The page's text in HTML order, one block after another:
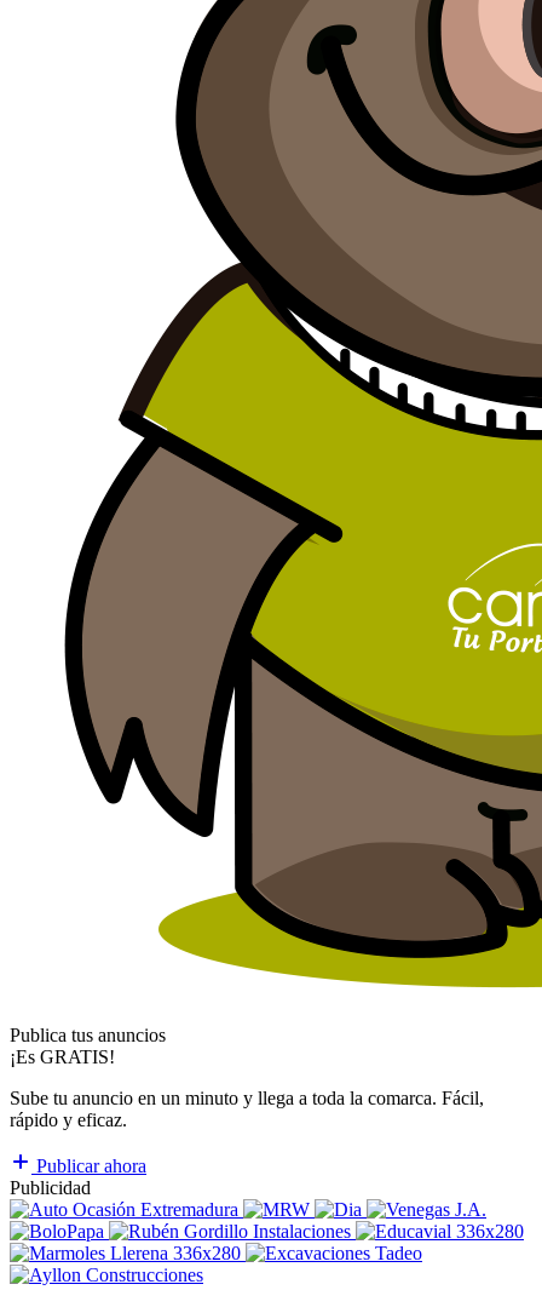
Publica tus anuncios
¡Es GRATIS!
Sube tu anuncio en un minuto y llega a toda la comarca. Fácil,
rápido y eficaz.
Publicar ahora
Publicidad